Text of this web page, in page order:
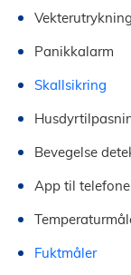
Vekterutrykning
Panikkalarm
Skallsikring
Bevegelse
App til
Fuktmåler